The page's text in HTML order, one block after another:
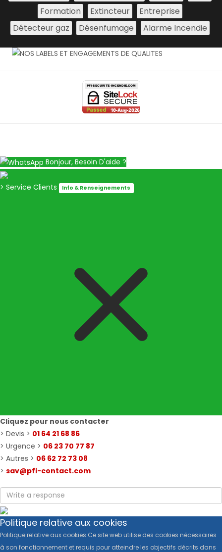
Formation
Extincteur
Entreprise
Détecteur gaz
Désenfumage Alarme Incendie
Bonjour, Besoin D'aide ?
> Service Clients Info & Renseignements
Cliquez pour nous contacter
> Devis > 01 64 21 68 86
> Urgence > 06 23 70 77 87
> Autres > 06 62 72 73 08
> sav@pfi-contact.com
Politique relative aux cookies
Politique relative aux cookies Ce site web utilise des cookies nécessaires
à son fonctionnement et requis pour atteindre les objectifs décrits dans